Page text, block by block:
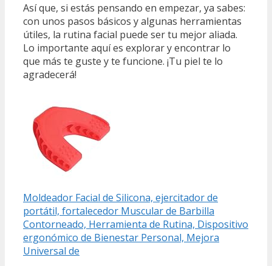
Así que, si estás pensando en empezar, ya sabes:
con unos pasos básicos y algunas herramientas
útiles, la rutina facial puede ser tu mejor aliada.
Lo importante aquí es explorar y encontrar lo
que más te guste y te funcione. ¡Tu piel te lo
agradecerá!
Moldeador Facial de Silicona, ejercitador de
portátil, fortalecedor Muscular de Barbilla
Contorneado, Herramienta de Rutina, Dispositivo
ergonómico de Bienestar Personal, Mejora
Universal de